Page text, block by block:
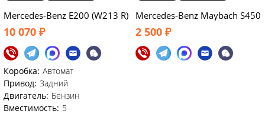
Mercedes-Benz E200 (W213 R)
10 070 ₽
Коробка: Автомат
Привод: Задний
Двигатель: Бензин
Вместимость: 5
Mercedes-Benz Maybach S450
2 500 ₽